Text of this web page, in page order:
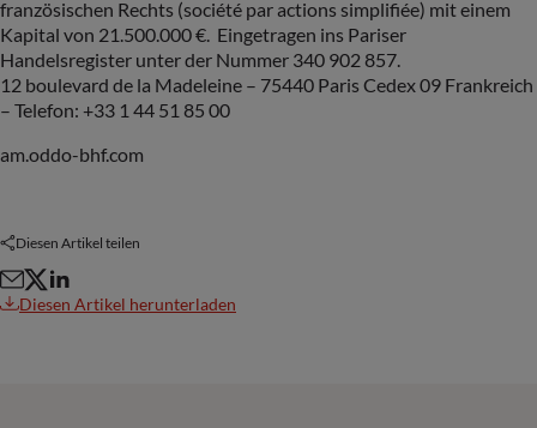
französischen Rechts (société par actions simplifiée) mit einem
Kapital von 21.500.000 €. Eingetragen ins Pariser
Handelsregister unter der Nummer 340 902 857.
12 boulevard de la Madeleine – 75440 Paris Cedex 09 Frankreich
– Telefon: +33 1 44 51 85 00
am.oddo-bhf.com
Diesen Artikel teilen
Diesen Artikel herunterladen